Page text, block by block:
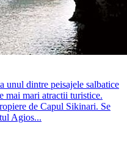
unul dintre peisajele salbatice
mai mari atractii turistice.
de Capul Sikinari. Se
Agios...